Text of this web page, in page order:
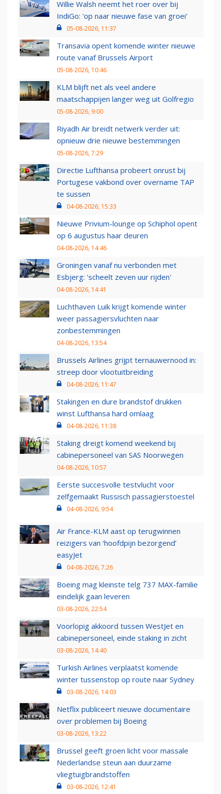
Willie Walsh neemt het roer over bij
IndiGo: 'op naar nieuwe fase van groei'
05-08-2026, 11:37
Transavia opent komende winter nieuwe
route vanaf Brussels Airport
05-08-2026, 10:46
KLM blijft net als veel andere
maatschappijen langer weg uit Golfregio
05-08-2026, 9:00
Riyadh Air breidt netwerk verder uit:
opnieuw drie nieuwe bestemmingen
05-08-2026, 7:29
Directie Lufthansa probeert onrust bij
Portugese vakbond over overname TAP
te sussen
04-08-2026, 15:33
Nieuwe Privium-lounge op Schiphol opent
op 6 augustus haar deuren
04-08-2026, 14:46
Groningen vanaf nu verbonden met
Esbjerg: 'scheelt zeven uur rijden'
04-08-2026, 14:41
Luchthaven Luik krijgt komende winter
weer passagiersvluchten naar
zonbestemmingen
04-08-2026, 13:54
Brussels Airlines grijpt ternauwernood in:
streep door vlootuitbreiding
04-08-2026, 11:47
Stakingen en dure brandstof drukken
winst Lufthansa hard omlaag
04-08-2026, 11:38
Staking dreigt komend weekend bij
cabinepersoneel van SAS Noorwegen
04-08-2026, 10:57
Eerste succesvolle testvlucht voor
zelfgemaakt Russisch passagierstoestel
04-08-2026, 9:54
Air France-KLM aast op terugwinnen
reizigers van ‘hoofdpijn bezorgend’
easyJet
04-08-2026, 7:26
Boeing mag kleinste telg 737 MAX-familie
eindelijk gaan leveren
03-08-2026, 22:54
Voorlopig akkoord tussen WestJet en
cabinepersoneel, einde staking in zicht
03-08-2026, 14:40
Turkish Airlines verplaatst komende
winter tussenstop op route naar Sydney
03-08-2026, 14:03
Netflix publiceert nieuwe documentaire
over problemen bij Boeing
03-08-2026, 13:22
Brussel geeft groen licht voor massale
Nederlandse steun aan duurzame
vliegtuigbrandstoffen
03-08-2026, 12:41